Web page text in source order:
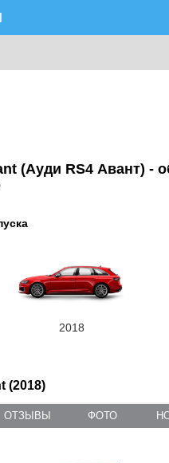
(Ауди RS4 Авант) -
2018
(2018)
ОТЗЫВЫ ФОТО